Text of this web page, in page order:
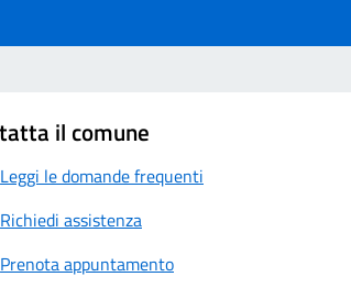
il comune
Leggi le domande frequenti
Richiedi assistenza
Prenota appuntamento